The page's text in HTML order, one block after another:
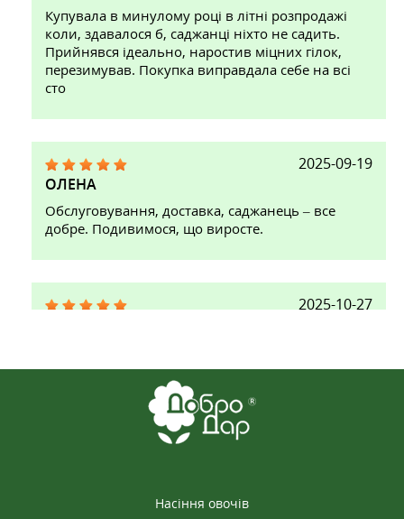
Купувала в минулому році в літні розпродажі
коли, здавалося б, саджанці ніхто не садить.
Прийнявся ідеально, наростив міцних гілок,
перезимував. Покупка виправдала себе на всі
сто
2025-09-19
ОЛЕНА
Обслуговування, доставка, саджанець – все
добре. Подивимося, що виросте.
2025-10-27
одразу передзвонив, і вже наступного дня
відправили замовлення. Взявся добре, корінь
тут добре розвинений. Магазин рекомендую,
Насіння овочів